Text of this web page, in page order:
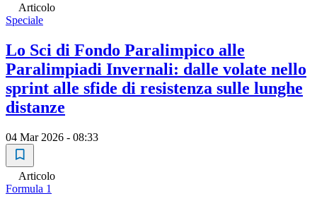
Articolo
Speciale
Lo Sci di Fondo Paralimpico alle
Paralimpiadi Invernali: dalle volate nello
sprint alle sfide di resistenza sulle lunghe
distanze
04 Mar 2026 - 08:33
Articolo
Formula 1